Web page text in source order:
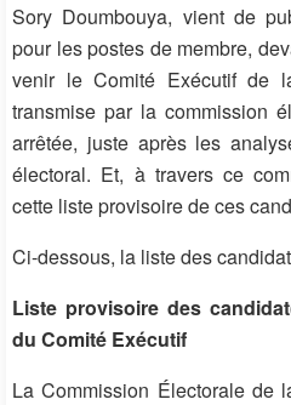
Sory Doumbouya, vient de
pour les postes de membre,
venir le Comité Exécutif de
transmise par la commission
arrêtée, juste après les
électoral. Et, à travers ce
cette liste provisoire de ces
Ci-dessous, la liste des
Liste provisoire des
du Comité Exécutif
La Commission Électorale de